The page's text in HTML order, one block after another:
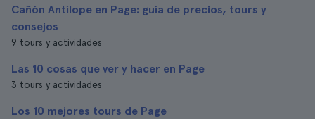
Cañón Antílope en Page: guía de precios, tours y
consejos
9 tours y actividades
Las 10 cosas que ver y hacer en Page
3 tours y actividades
Los 10 mejores tours de Page